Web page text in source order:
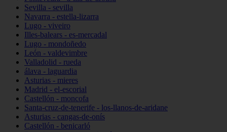
Sevilla - sevilla
Navarra - estella-lizarra
Lugo - viveiro
Illes-balears - es-mercadal
Lugo - mondoñedo
León - valdevimbre
Valladolid - rueda
álava - laguardia
Asturias - mieres
Madrid - el-escorial
Castellón - moncofa
Santa-cruz-de-tenerife - los-llanos-de-aridane
Asturias - cangas-de-onís
Castellón - benicarló